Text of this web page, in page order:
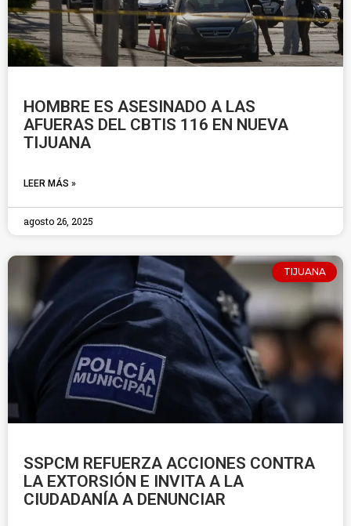
HOMBRE ES ASESINADO A LAS
AFUERAS DEL CBTIS 116 EN NUEVA
TIJUANA
LEER MÁS »
agosto 26, 2025
TIJUANA
SSPCM REFUERZA ACCIONES CONTRA
LA EXTORSIÓN E INVITA A LA
CIUDADANÍA A DENUNCIAR